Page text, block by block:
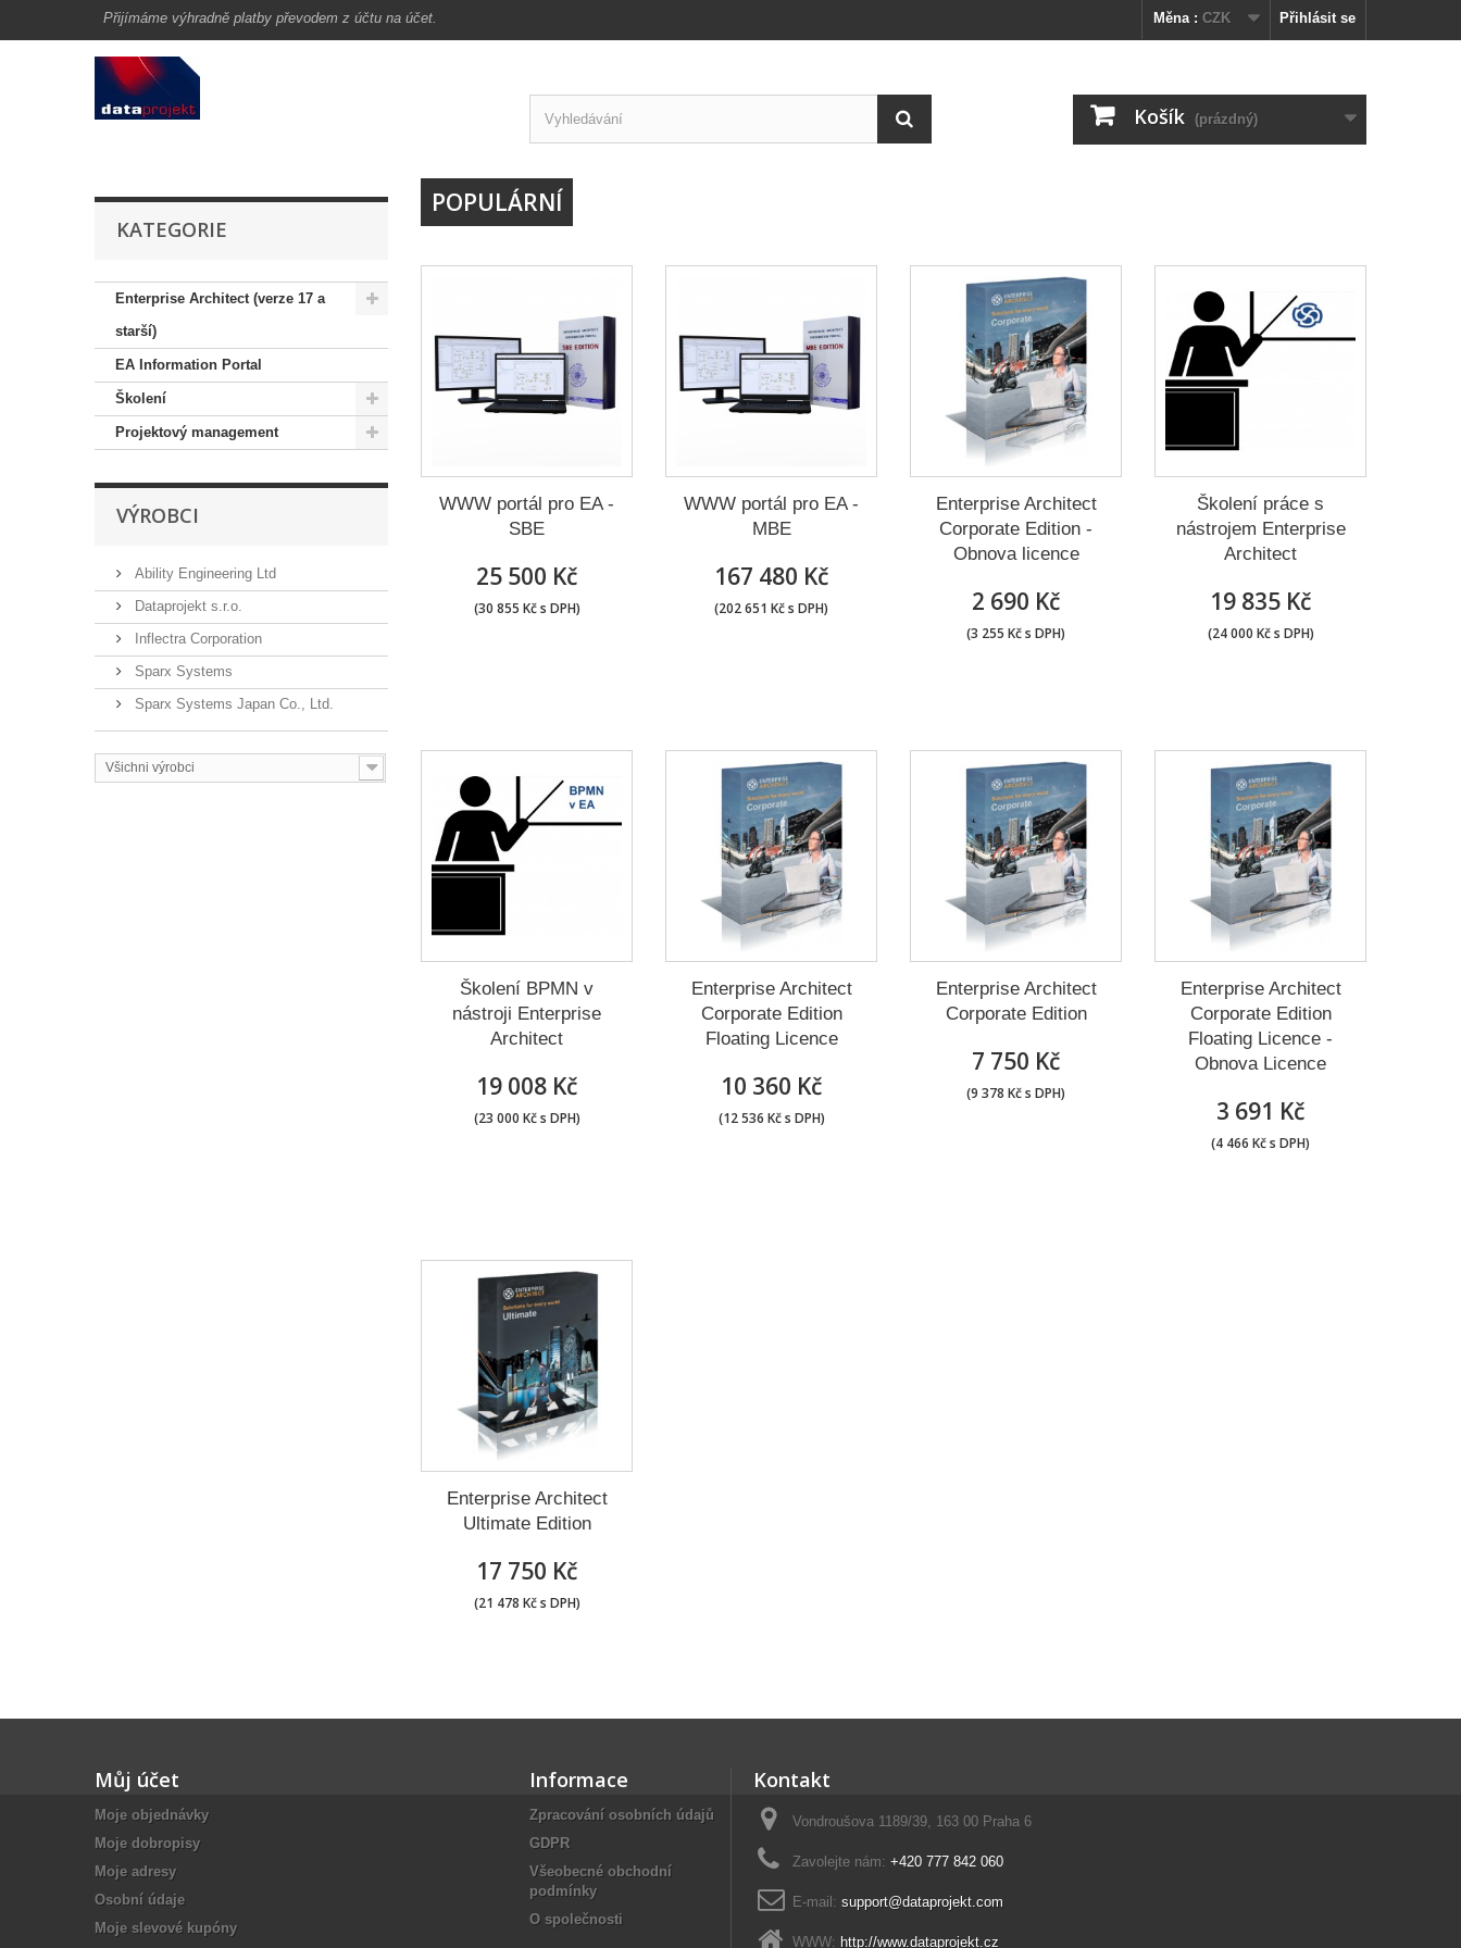
Přijímáme výhradně platby převodem z účtu na účet. Přihlásit se
Měna : CZK
Košík (prázdný)
KATEGORIE
Enterprise Architect (verze 17 a
starší)
EA Information Portal
Školení
Projektový management
VÝROBCI
Ability Engineering Ltd
Dataprojekt s.r.o.
Inflectra Corporation
Sparx Systems
Sparx Systems Japan Co., Ltd.
Všichni výrobci
POPULÁRNÍ
WWW portál pro EA -
SBE
25 500 Kč
(30 855 Kč s DPH)
WWW portál pro EA -
MBE
167 480 Kč
(202 651 Kč s DPH)
Enterprise Architect
Corporate Edition -
Obnova licence
2 690 Kč
(3 255 Kč s DPH)
Školení práce s
nástrojem Enterprise
Architect
19 835 Kč
(24 000 Kč s DPH)
Školení BPMN v
nástroji Enterprise
Architect
19 008 Kč
(23 000 Kč s DPH)
Enterprise Architect
Corporate Edition
Floating Licence
10 360 Kč
(12 536 Kč s DPH)
Enterprise Architect
Corporate Edition
7 750 Kč
(9 378 Kč s DPH)
Enterprise Architect
Corporate Edition
Floating Licence -
Obnova Licence
3 691 Kč
(4 466 Kč s DPH)
Enterprise Architect
Ultimate Edition
17 750 Kč
(21 478 Kč s DPH)
Můj účet
Moje objednávky
Moje dobropisy
Moje adresy
Osobní údaje
Moje slevové kupóny
Informace
Zpracování osobních údajů
GDPR
Všeobecné obchodní
podmínky
O společnosti
Kontakt
Vondroušova 1189/39, 163 00 Praha 6
Zavolejte nám: +420 777 842 060
E-mail: support@dataprojekt.com
WWW: http://www.dataprojekt.cz